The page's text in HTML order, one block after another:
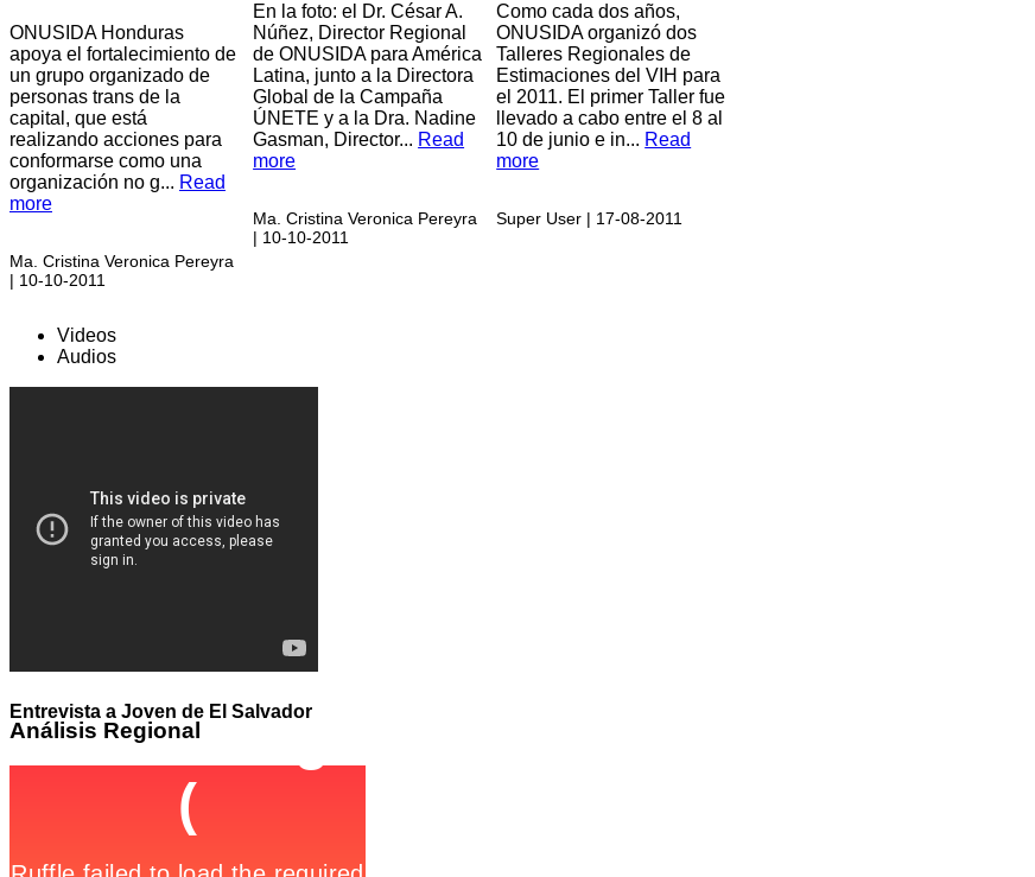
ONUSIDA Honduras
apoya el fortalecimiento de
un grupo organizado de
personas trans de la
capital, que está
realizando acciones para
conformarse como una
organización no g... Read
more
Ma. Cristina Veronica Pereyra
| 10-10-2011
En la foto: el Dr. César A.
Núñez, Director Regional
de ONUSIDA para América
Latina, junto a la Directora
Global de la Campaña
ÚNETE y a la Dra. Nadine
Gasman, Director... Read
more
Ma. Cristina Veronica Pereyra
| 10-10-2011
Como cada dos años,
ONUSIDA organizó dos
Talleres Regionales de
Estimaciones del VIH para
el 2011. El primer Taller fue
llevado a cabo entre el 8 al
10 de junio e in... Read
more
Super User | 17-08-2011
Videos
Audios
Entrevista a Joven de El Salvador
Análisis Regional